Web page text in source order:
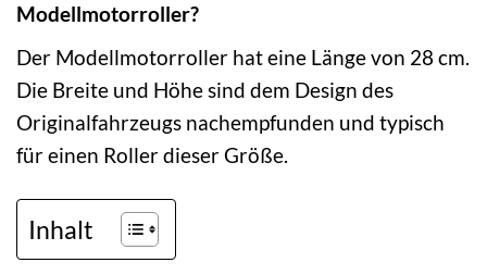
Modellmotorroller?
Der Modellmotorroller hat eine Länge von 28 cm.
Die Breite und Höhe sind dem Design des
Originalfahrzeugs nachempfunden und typisch
für einen Roller dieser Größe.
Inhalt